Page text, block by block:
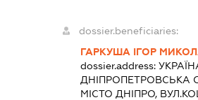
dossier.beneficiaries:
ГАРКУША ІГОР
dossier.address:
ДНІПРОПЕТРОВСЬКА
МІСТО ДНІПРО,